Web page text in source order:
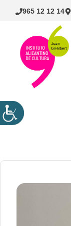
Saltar
965 12 12 14